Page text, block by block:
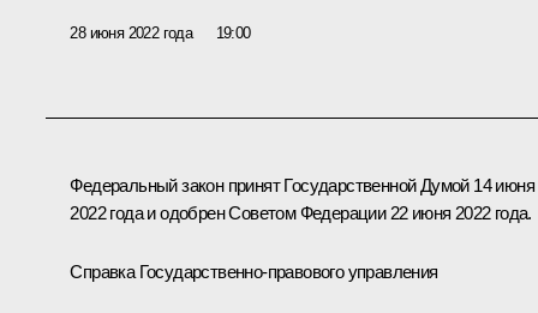
28 июня 2022 года 19:00
Федеральный закон принят Государственной Думой 14 июня
2022 года и одобрен Советом Федерации 22 июня 2022 года.
Справка Государственно-правового управления